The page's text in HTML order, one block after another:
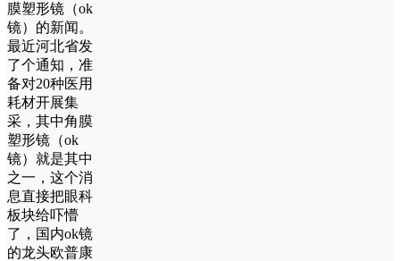
膜塑形镜（ok
镜）的新闻。
最近河北省发
了个通知，准
备对20种医用
耗材开展集
采，其中角膜
塑形镜（ok
镜）就是其中
之一，这个消
息直接把眼科
板块给吓懵
了，国内ok镜
的龙头欧普康